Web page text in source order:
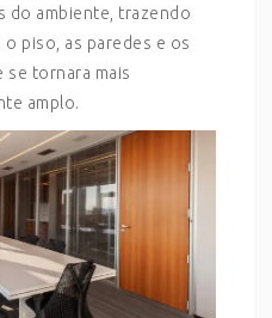
do ambiente, trazendo
piso, as paredes e os
se tornara mais
amplo.